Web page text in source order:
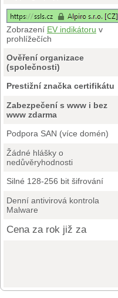
Zobrazení EV indikátoru v
prohlížečích
Ověření organizace
(společnosti)
Prestižní značka certifikátu
Zabezpečení s www i bez
www zdarma
Podpora SAN (více domén)
Žádné hlášky o
nedůvěryhodnosti
Silné 128-256 bit šifrování
Denní antivirová kontrola
Malware
Cena za rok již za